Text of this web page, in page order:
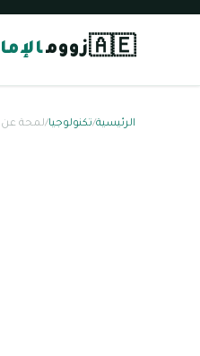
🇦🇪زووم
الرئيسية/تكنولوجيا/لمحة عن